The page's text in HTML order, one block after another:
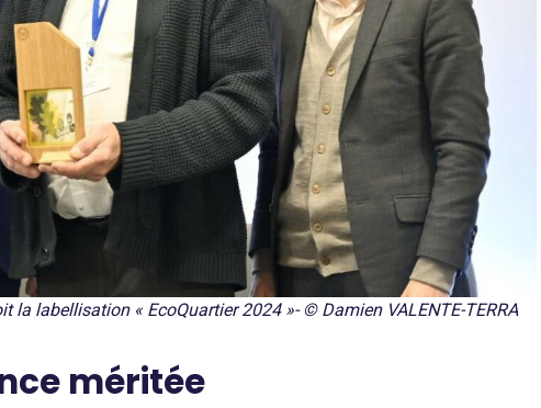
la labellisation « EcoQuartier 2024 »- © Damien VALENTE-TERRA
méritée